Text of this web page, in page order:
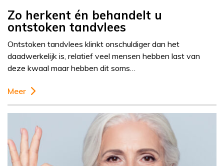
Zo herkent én behandelt u
ontstoken tandvlees
Ontstoken tandvlees klinkt onschuldiger dan het
daadwerkelijk is, relatief veel mensen hebben last van
deze kwaal maar hebben dit soms…
Meer